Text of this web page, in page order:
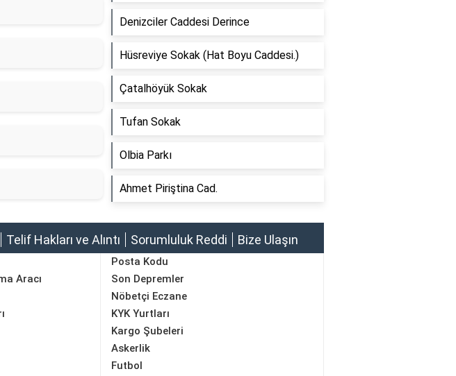
Denizciler Caddesi Derince
Hüsreviye Sokak (Hat Boyu Caddesi.)
Çatalhöyük Sokak
Tufan Sokak
Olbia Parkı
Ahmet Piriştina Cad.
Telif Hakları ve Alıntı Sorumluluk Reddi Bize Ulaşın
Aracı
Posta Kodu
Son Depremler
Nöbetçi Eczane
KYK Yurtları
Kargo Şubeleri
Askerlik
Futbol